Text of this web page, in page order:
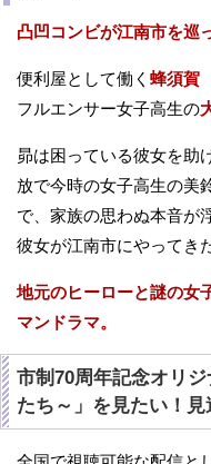
凸凹コンビが江南市を巡
便利屋として働く 蜂須
フルエンサー女子高生の
昴は困っている彼女を助
放で今時の女子高生の美
で、家族の思わぬ本音が
彼女が江南市にやってき
地元のヒーローと謎の女
マンドラマ。
市制70周年記念オリ
たち～」を見たい！